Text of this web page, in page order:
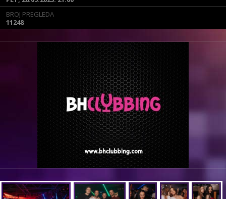
BROJ PREGLEDA
11248
PETAK, 26.05.2023. 21:00 -𝗢𝗣𝗘𝗡𝗜𝗡𝗚 𝗦𝗘𝗔𝗦𝗢𝗡 𝟮𝟬𝟮𝟯 @ Daleka obala
BROJ PREGLEDA
11248